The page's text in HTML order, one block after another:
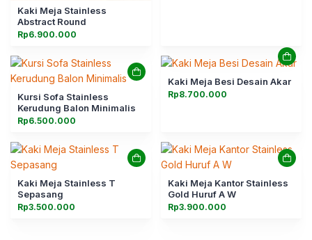
Kaki Meja Stainless
Abstract Round
Rp6.900.000
Kursi Sofa Stainless
Kerudung Balon Minimalis
Rp6.500.000
Kaki Meja Besi Desain Akar
Rp8.700.000
Kaki Meja Stainless T
Sepasang
Rp3.500.000
Kaki Meja Kantor Stainless
Gold Huruf A W
Rp3.900.000